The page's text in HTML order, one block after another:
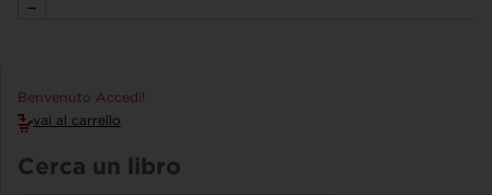
→
Benvenuto Accedi!
vai al carrello
Cerca un libro